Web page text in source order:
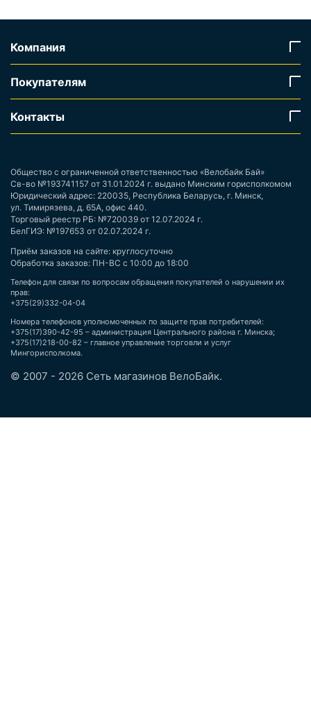
Компания
Покупателям
Контакты
Общество с ограниченной ответственностью «Велобайк Бай»
Св-во №193741157 от 31.01.2024 г. выдано Минским горисполкомом
Юридический адрес: 220035, Республика Беларусь, г. Минск,
ул. Тимирязева, д. 65А, офис 440.
Торговый реестр РБ: №720039 от 12.07.2024 г.
БелГИЭ: №197653 от 02.07.2024 г.
Приём заказов на сайте: круглосуточно
Обработка заказов: ПН-ВС с 10:00 до 18:00
Телефон для связи по вопросам обращения покупателей о нарушении их
прав:
+375(29)332-04-04
Номера телефонов уполномоченных по защите прав потребителей:
+375(17)390-42-95 – администрация Центрального района г. Минска;
+375(17)218-00-82 – главное управление торговли и услуг
Мингорисполкома.
© 2007 - 2026 Сеть магазинов ВелоБайк.